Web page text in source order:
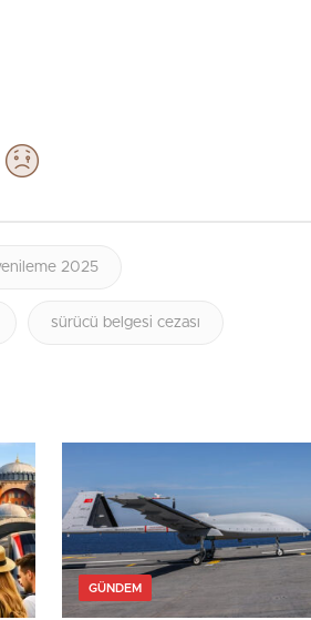
2025
sürücü belgesi cezası
GÜNDEM